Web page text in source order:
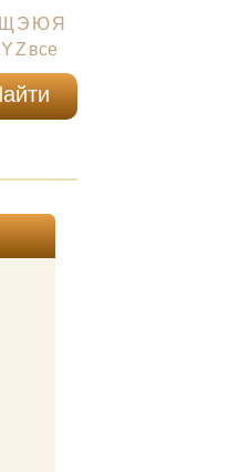
Щ Э ЮЯ
YZ все